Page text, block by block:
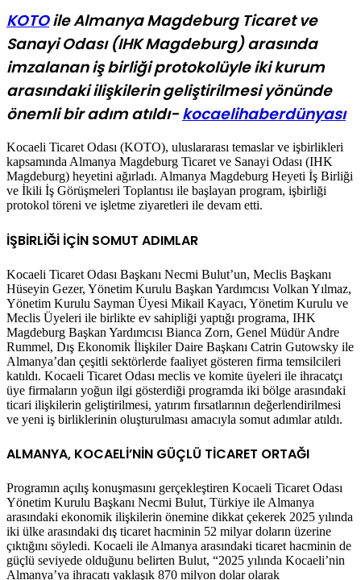
KOTOile Almanya Magdeburg Ticaret ve
Sanayi Odası (IHK Magdeburg) arasında
imzalanan iş birliği protokolüyle iki kurum
arasındaki ilişkilerin geliştirilmesi yönünde
önemli bir adım atıldı-kocaelihaberdünyası
Kocaeli Ticaret Odası (KOTO), uluslararası temaslar ve işbirlikleri
kapsamında Almanya Magdeburg Ticaret ve Sanayi Odası (IHK
Magdeburg) heyetini ağırladı. Almanya Magdeburg Heyeti İş Birliği
ve İkili İş Görüşmeleri Toplantısı ile başlayan program, işbirliği
protokol töreni ve işletme ziyaretleri ile devam etti.
İŞBİRLİĞİ İÇİN SOMUT ADIMLAR
Kocaeli Ticaret Odası Başkanı Necmi Bulut’un, Meclis Başkanı
Hüseyin Gezer, Yönetim Kurulu Başkan Yardımcısı Volkan Yılmaz,
Yönetim Kurulu Sayman Üyesi Mikail Kayacı, Yönetim Kurulu ve
Meclis Üyeleri ile birlikte ev sahipliği yaptığı programa, IHK
Magdeburg Başkan Yardımcısı Bianca Zorn, Genel Müdür Andre
Rummel, Dış Ekonomik İlişkiler Daire Başkanı Catrin Gutowsky ile
Almanya’dan çeşitli sektörlerde faaliyet gösteren firma temsilcileri
katıldı. Kocaeli Ticaret Odası meclis ve komite üyeleri ile ihracatçı
üye firmaların yoğun ilgi gösterdiği programda iki bölge arasındaki
ticari ilişkilerin geliştirilmesi, yatırım fırsatlarının değerlendirilmesi
ve yeni iş birliklerinin oluşturulması amacıyla somut adımlar atıldı.
ALMANYA, KOCAELİ’NİN GÜÇLÜ TİCARET ORTAĞI
Programın açılış konuşmasını gerçekleştiren Kocaeli Ticaret Odası
Yönetim Kurulu Başkanı Necmi Bulut, Türkiye ile Almanya
arasındaki ekonomik ilişkilerin önemine dikkat çekerek 2025 yılında
iki ülke arasındaki dış ticaret hacminin 52 milyar doların üzerine
çıktığını söyledi. Kocaeli ile Almanya arasındaki ticaret hacminin de
güçlü seviyede olduğunu belirten Bulut, “2025 yılında Kocaeli’nin
Almanya’ya ihracatı yaklaşık 870 milyon dolar olarak